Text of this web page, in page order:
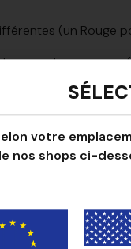
(un Rouge
grandes
Vous êtes
.
le Style
du plastique, on
votre
nos shops ci-